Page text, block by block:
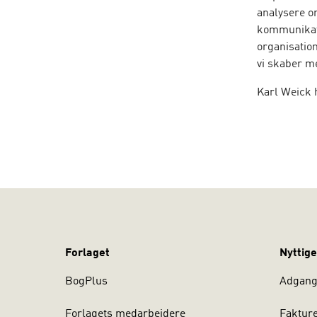
analysere
vi skaber
Karl Weick
til en
Tor
Bogens
Forlaget
BogPlus
Forlagets medarbejdere